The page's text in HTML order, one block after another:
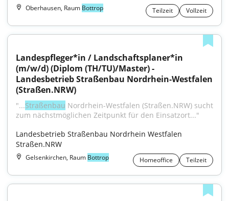
Oberhausen, Raum Bottrop Teilzeit Vollzeit
Landespfleger*in / Landschaftsplaner*in
(m/w/d) (Diplom (TH/TU)/Master) -
Landesbetrieb Straßenbau Nordrhein-Westfalen
(Straßen.NRW)
"...Straßenbau Nordrhein-Westfalen (Straßen.NRW) sucht
zum nächstmöglichen Zeitpunkt für den Einsatzort..."
Landesbetrieb Straßenbau Nordrhein Westfalen
Straßen.NRW
Gelsenkirchen, Raum Bottrop Homeoffice Teilzeit